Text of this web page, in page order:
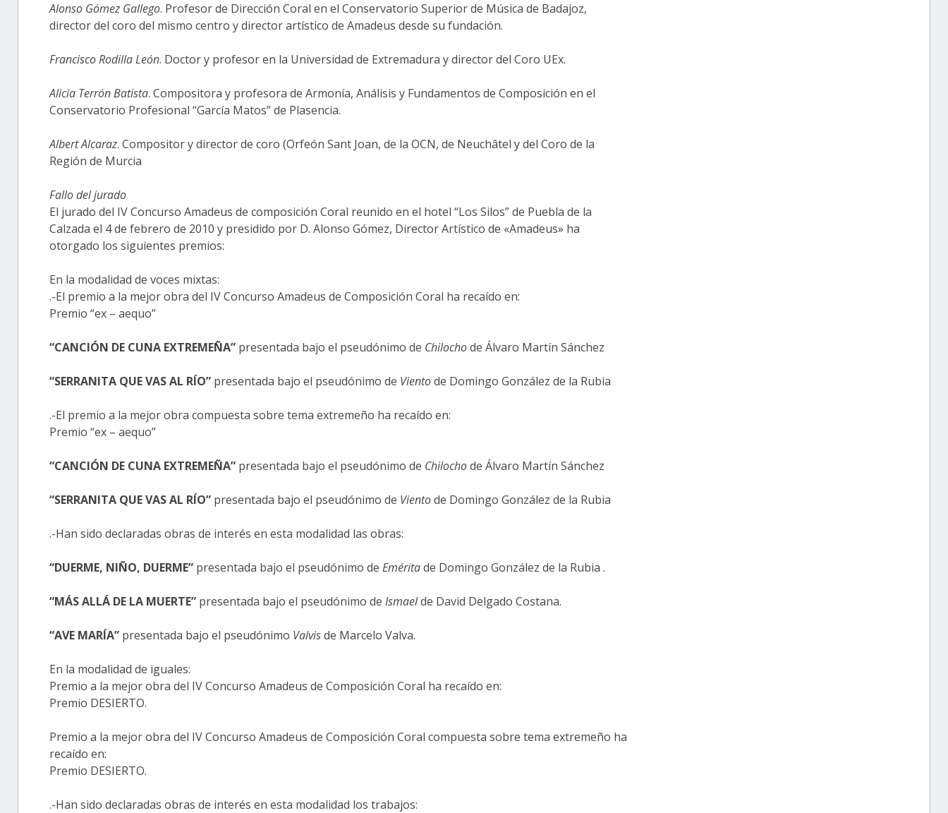
Alonso Gómez Gallego. Profesor de Dirección Coral en el Conservatorio Superior de Música de Badajoz,
director del coro del mismo centro y director artístico de Amadeus desde su fundación.
Francisco Rodilla León. Doctor y profesor en la Universidad de Extremadura y director del Coro UEx.
Alicia Terrón Batista. Compositora y profesora de Armonía, Análisis y Fundamentos de Composición en el
Conservatorio Profesional “García Matos” de Plasencia.
Albert Alcaraz. Compositor y director de coro (Orfeón Sant Joan, de la OCN, de Neuchâtel y del Coro de la
Región de Murcia
Fallo del jurado
El jurado del IV Concurso Amadeus de composición Coral reunido en el hotel “Los Silos” de Puebla de la
Calzada el 4 de febrero de 2010 y presidido por D. Alonso Gómez, Director Artístico de «Amadeus» ha
otorgado los siguientes premios:
En la modalidad de voces mixtas:
.-El premio a la mejor obra del IV Concurso Amadeus de Composición Coral ha recaído en:
Premio “ex – aequo”
“CANCIÓN DE CUNA EXTREMEÑA” presentada bajo el pseudónimo de Chilochode Álvaro Martín Sánchez
“SERRANITA QUE VAS AL RÍO” presentada bajo el pseudónimo de Vientode Domingo González de la Rubia
.-El premio a la mejor obra compuesta sobre tema extremeño ha recaído en:
Premio “ex – aequo”
“CANCIÓN DE CUNA EXTREMEÑA” presentada bajo el pseudónimo de Chilochode Álvaro Martín Sánchez
“SERRANITA QUE VAS AL RÍO” presentada bajo el pseudónimo de Vientode Domingo González de la Rubia
.-Han sido declaradas obras de interés en esta modalidad las obras:
“DUERME, NIÑO, DUERME” presentada bajo el pseudónimo de Eméritade Domingo González de la Rubia .
“MÁS ALLÁ DE LA MUERTE” presentada bajo el pseudónimo de Ismaelde David Delgado Costana.
“AVE MARÍA” presentada bajo el pseudónimo Valvisde Marcelo Valva.
En la modalidad de iguales:
Premio a la mejor obra del IV Concurso Amadeus de Composición Coral ha recaído en:
Premio DESIERTO.
Premio a la mejor obra del IV Concurso Amadeus de Composición Coral compuesta sobre tema extremeño ha
recaído en:
Premio DESIERTO.
.-Han sido declaradas obras de interés en esta modalidad los trabajos: